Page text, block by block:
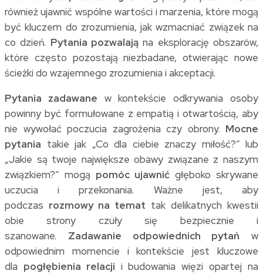
również ujawnić wspólne wartości i marzenia, które mogą
być kluczem do zrozumienia, jak wzmacniać związek na
co dzień. Pytania pozwalają na eksplorację obszarów,
które często pozostają niezbadane, otwierając nowe
ścieżki do wzajemnego zrozumienia i akceptacji.
Pytania zadawane w kontekście odkrywania osoby
powinny być formułowane z empatią i otwartością, aby
nie wywołać poczucia zagrożenia czy obrony. Mocne
pytania takie jak „Co dla ciebie znaczy miłość?” lub
„Jakie są twoje największe obawy związane z naszym
związkiem?” mogą pomóc ujawnić głęboko skrywane
uczucia i przekonania. Ważne jest, aby
podczas rozmowy na temat tak delikatnych kwestii
obie strony czuły się bezpiecznie i
szanowane. Zadawanie odpowiednich pytań w
odpowiednim momencie i kontekście jest kluczowe
dla pogłębienia relacji i budowania więzi opartej na